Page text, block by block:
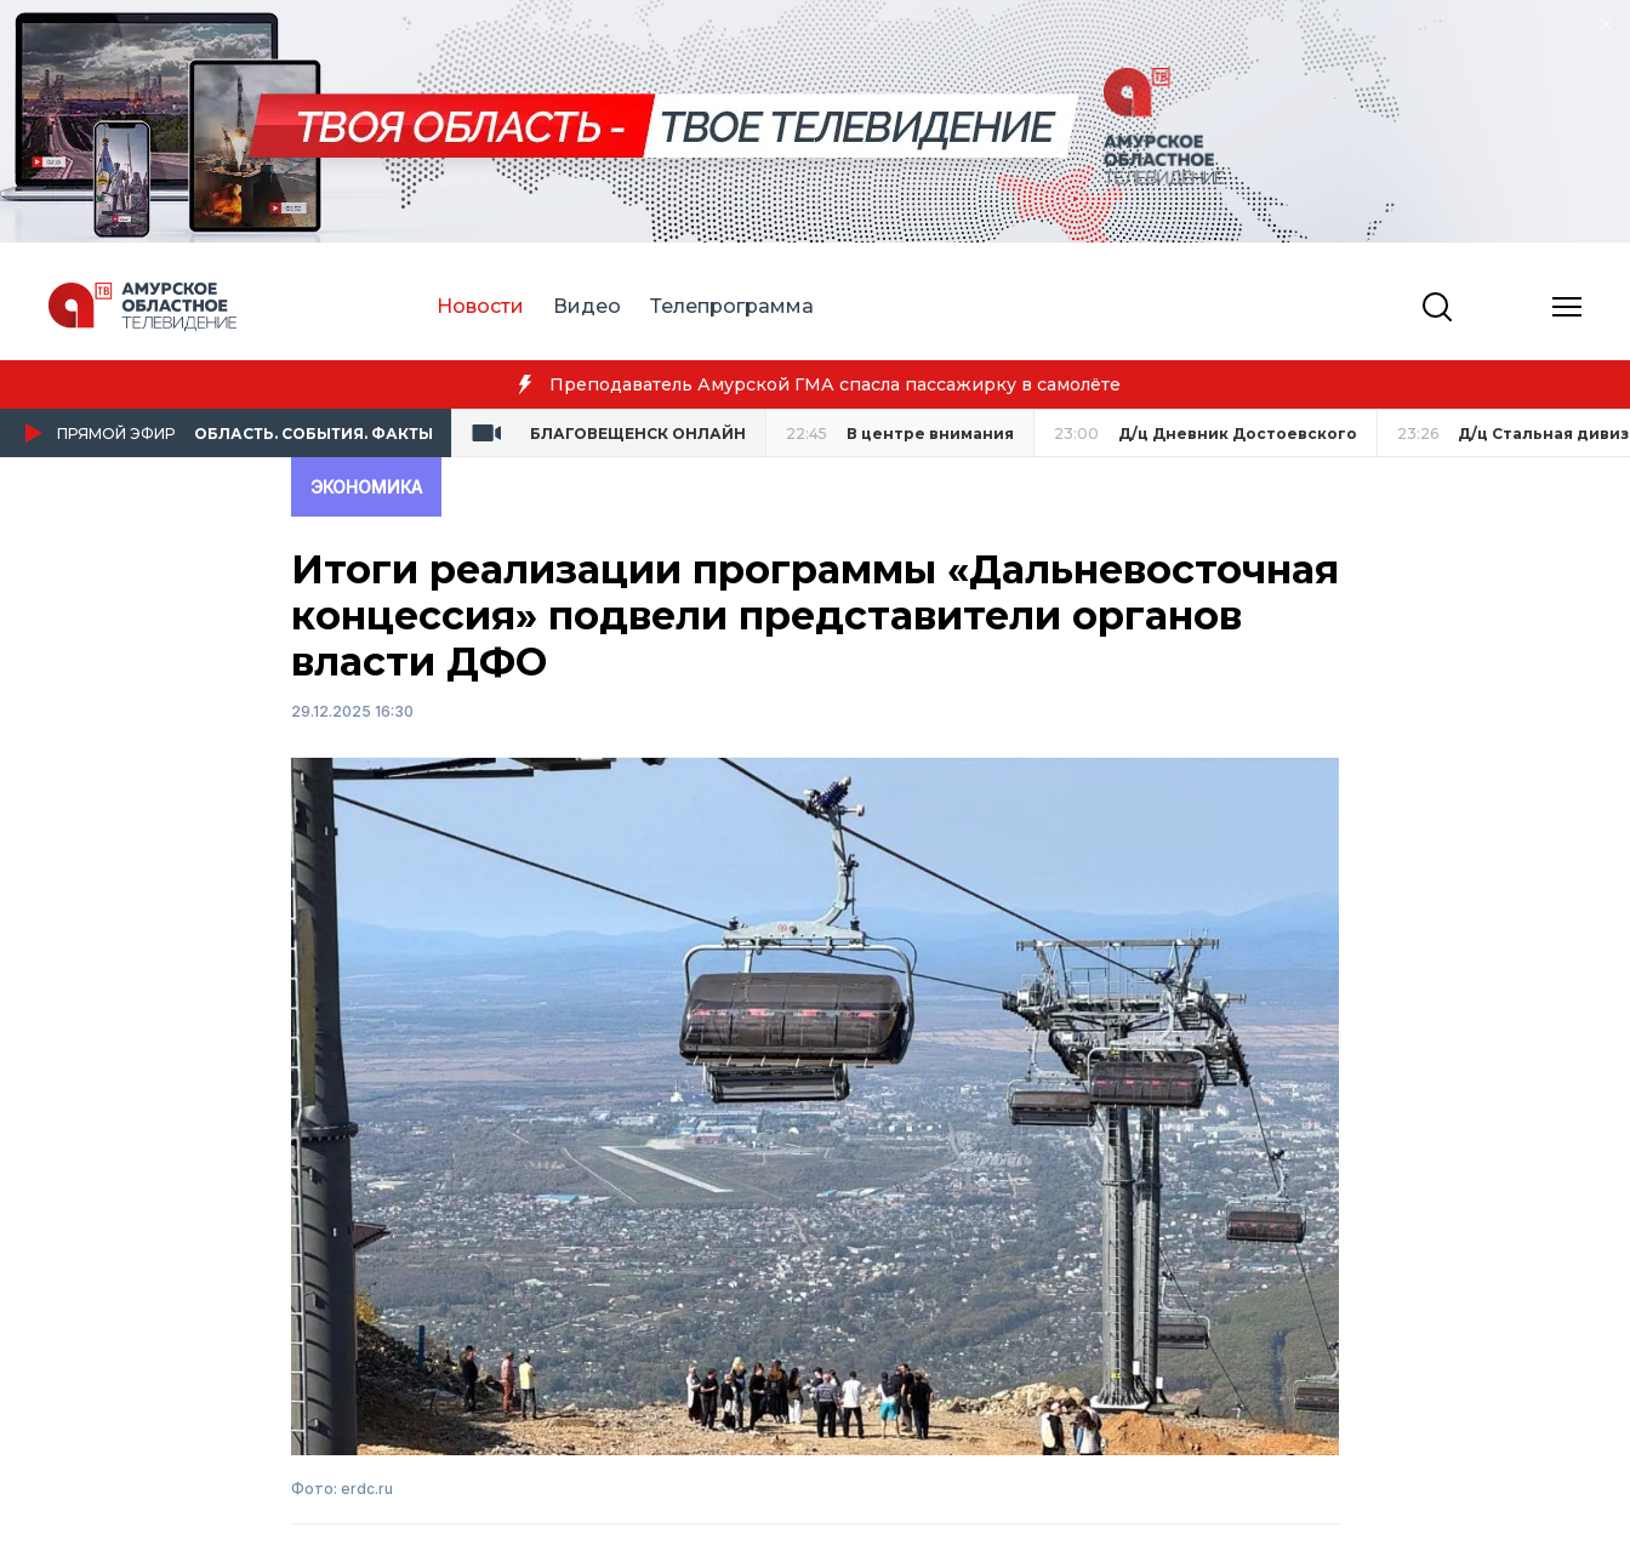
Новости Видео Телепрограмма
Преподаватель Амурской ГМА спасла пассажирку в самолёте
ПРЯМОЙ ЭФИР ОБЛАСТЬ. СОБЫТИЯ. ФАКТЫ БЛАГОВЕЩЕНСК ОНЛАЙН 22:45 В центре внимания 23:00 Д/ц Дневник Достоевского 23:26 Д/ц Стальная
ЭКОНОМИКА
Итоги реализации программы «Дальневосточная
концессия» подвели представители органов
власти ДФО
29.12.2025 16:30
Фото: erdc.ru